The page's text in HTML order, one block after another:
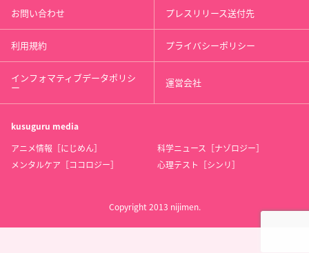
お問い合わせ プレスリリース送付先
利用規約 プライバシーポリシー
インフォマティブデータポリシ
ー 運営会社
kusuguru media
アニメ情報［にじめん］
科学ニュース［ナゾロジー］
メンタルケア［ココロジー］
心理テスト［シンリ］
Copyright 2013 nijimen.